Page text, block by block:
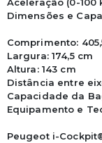
Aceleração (0-100
Dimensões e
Comprimento:
Largura: 174,5 cm
Altura: 143 cm
Distância entre
Capacidade da
Equipamento e
Peugeot i-